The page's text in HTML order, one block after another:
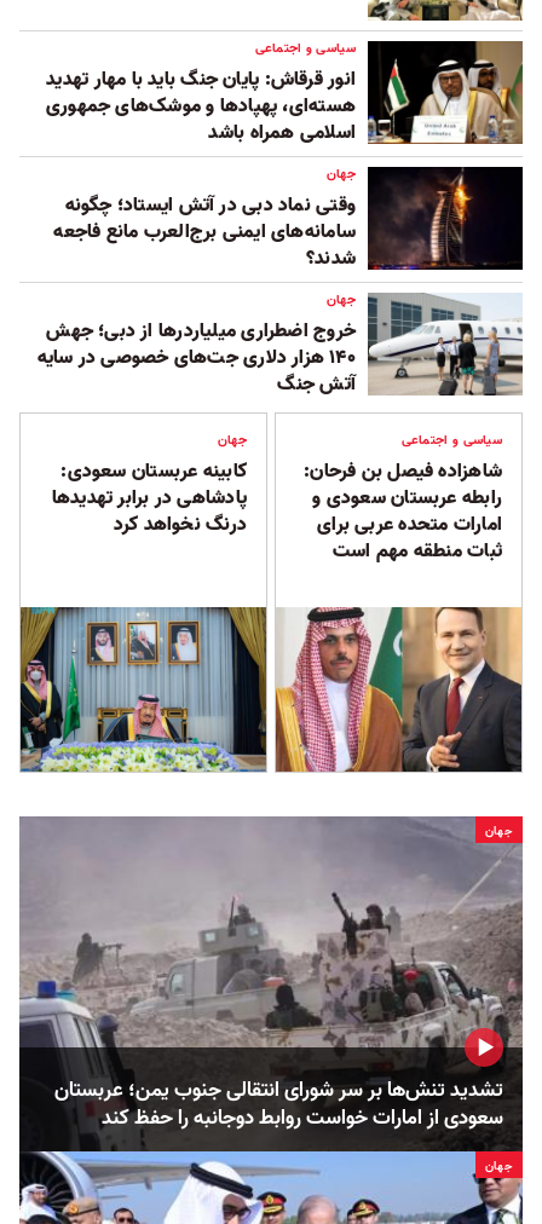
سیاسی و اجتماعی
انور قرقاش: پایان جنگ باید با مهار تهدید
هسته‌ای، پهپادها و موشک‌های جمهوری
اسلامی همراه باشد
جهان
وقتی نماد دبی در آتش ایستاد؛ چگونه
سامانه‌های ایمنی برج‌العرب مانع فاجعه
شدند؟
جهان
خروج اضطراری میلیاردرها از دبی؛ جهش
۱۴۰ هزار دلاری جت‌های خصوصی در سایه
آتش جنگ
سیاسی و اجتماعی
شاهزاده فیصل بن فرحان:
رابطه عربستان سعودی و
امارات متحده عربی برای
ثبات منطقه‌ مهم است
جهان
کابینه عربستان سعودی:
پادشاهی در برابر تهدیدها
درنگ نخواهد کرد
جهان
تشدید تنش‌ها بر سر شورای انتقالی جنوب یمن؛ عربستان
سعودی از امارات خواست روابط دوجانبه را حفظ کند
جهان